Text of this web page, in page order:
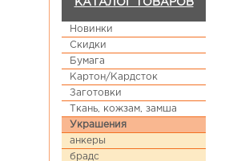
КАТАЛОГ ТОВАРОВ
Новинки
Скидки
Бумага
Картон/Кардсток
Заготовки
Ткань, кожзам, замша
Украшения
анкеры
брадс